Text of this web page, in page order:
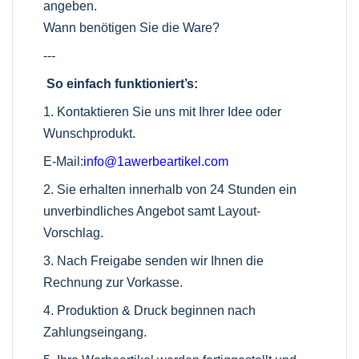
angeben.
Wann benötigen Sie die Ware?
---
So einfach funktioniert’s:
1. Kontaktieren Sie uns mit Ihrer Idee oder
Wunschprodukt.
E-Mail:info@1awerbeartikel.com
2. Sie erhalten innerhalb von 24 Stunden ein
unverbindliches Angebot samt Layout-
Vorschlag.
3. Nach Freigabe senden wir Ihnen die
Rechnung zur Vorkasse.
4. Produktion & Druck beginnen nach
Zahlungseingang.